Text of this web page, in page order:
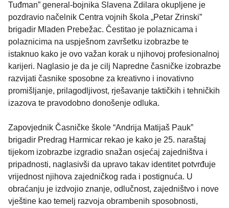
Tuđman” general-bojnika Slavena Zdilara okupljene je
pozdravio načelnik Centra vojnih škola „Petar Zrinski”
brigadir Mladen Prebežac. Čestitao je polaznicama i
polaznicima na uspješnom završetku izobrazbe te
istaknuo kako je ovo važan korak u njihovoj profesionalnoj
karijeri. Naglasio je da je cilj Napredne časničke izobrazbe
razvijati časnike sposobne za kreativno i inovativno
promišljanje, prilagodljivost, rješavanje taktičkih i tehničkih
izazova te pravodobno donošenje odluka.
Zapovjednik Časničke škole “Andrija Matijaš Pauk”
brigadir Predrag Harmicar rekao je kako je 25. naraštaj
tijekom izobrazbe izgradio snažan osjećaj zajedništva i
pripadnosti, naglasivši da upravo takav identitet potvrđuje
vrijednost njihova zajedničkog rada i postignuća. U
obraćanju je izdvojio znanje, odlučnost, zajedništvo i nove
vještine kao temelj razvoja obrambenih sposobnosti,